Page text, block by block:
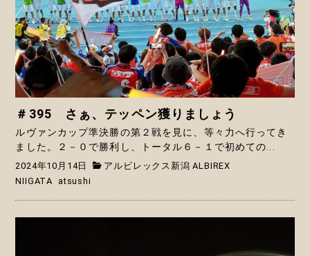
＃395 さぁ、テッペン獲りましょう
ルヴァンカップ準決勝の第２戦を見に、等々力へ行ってき
ました。２－０で勝利し、トータル６－１で初めての...
2024年10月14日
アルビレックス新潟 ALBIREX
NIIGATA
atsushi